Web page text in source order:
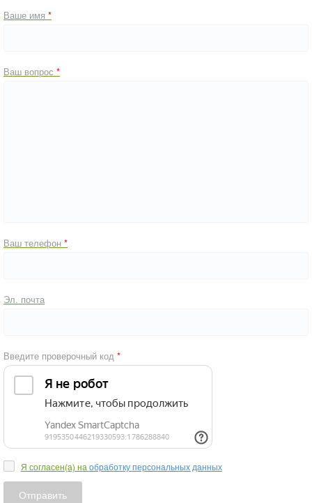
Ваше имя
Ваш вопрос
Ваш телефон
Эл. почта
Введите проверочный код
Я согласен(а) на обработку персональных данных
Отправить